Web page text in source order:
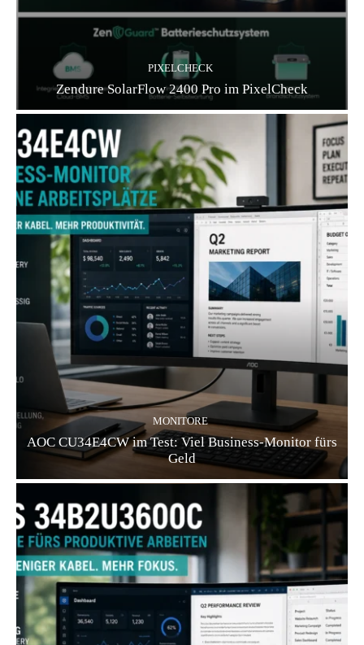
PIXELCHECK
Zendure SolarFlow 2400 Pro im PixelCheck
MONITORE
AOC CU34E4CW im Test: Viel Business-Monitor fürs
Geld